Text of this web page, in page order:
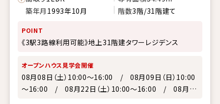
築年月 1993年10月 階数3階/31階建て
POINT
《3駅3路線利用可能》地上31階建タワーレジデンス
オープンハウス見学会開催
08月08日（土）10:00～16:00 / 08月09日（日）10:00
～16:00 / 08月22日（土）10:00～16:00 / 08月23